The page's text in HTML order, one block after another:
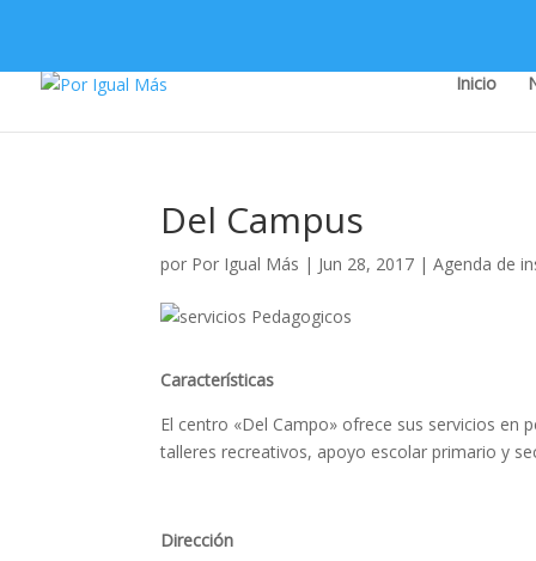
Inicio
Del Campus
por Por Igual Más | Jun 28, 2017 |Agenda de
Características
El centro «Del Campo» ofrece sus servicios
talleres recreativos, apoyo escolar primario y
Dirección